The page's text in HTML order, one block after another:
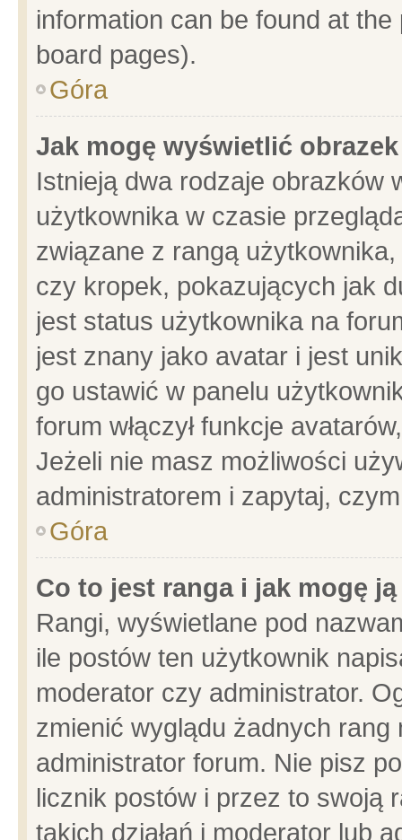
information can be found at
board pages).
Góra
Jak mogę wyświetlić
Istnieją dwa rodzaje obrazków
użytkownika w czasie
związane z rangą
czy kropek, pokazujących jak
jest status użytkownika na
jest znany jako avatar i jest
go ustawić w panelu
forum włączył funkcje
Jeżeli nie masz możliwości
administratorem i zapytaj,
Góra
Co to jest ranga i jak mogę
Rangi, wyświetlane pod
ile postów ten użytkownik
moderator czy administrator.
zmienić wyglądu żadnych
administrator forum. Nie pisz
licznik postów i przez to swoją
takich działań i moderator lub